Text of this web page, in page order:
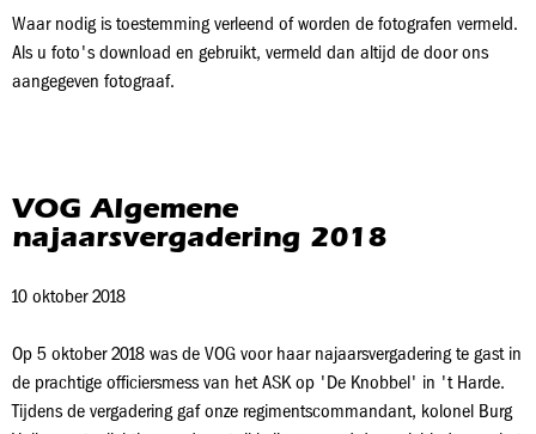
Waar nodig is toestemming verleend of worden de fotografen vermeld.
Als u foto's download en gebruikt, vermeld dan altijd de door ons
aangegeven fotograaf.
VOG Algemene
najaarsvergadering 2018
10 oktober 2018
Op 5 oktober 2018 was de VOG voor haar najaarsvergadering te gast in
de prachtige officiersmess van het ASK op 'De Knobbel' in 't Harde.
Tijdens de vergadering gaf onze regimentscommandant, kolonel Burg